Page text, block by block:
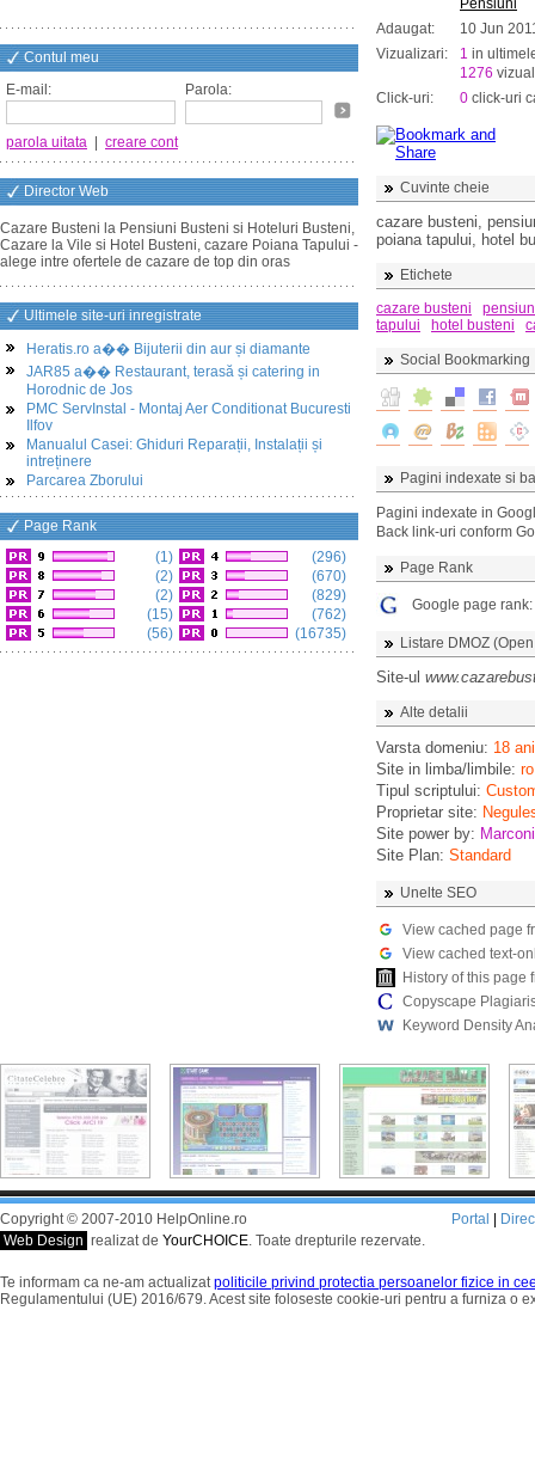
Contul meu
E-mail:
Parola:
parola uitata creare cont
Director Web
Cazare Busteni la Pensiuni Busteni si Hoteluri Busteni,
Cazare la Vile si Hotel Busteni, cazare Poiana Tapului -
alege intre ofertele de cazare de top din oras
Ultimele site-uri inregistrate
Heratis.ro a�� Bijuterii din aur și diamante
JAR85 a�� Restaurant, terasă și catering in
Horodnic de Jos
PMC ServInstal - Montaj Aer Conditionat Bucuresti
Ilfov
Manualul Casei: Ghiduri Reparații, Instalații și
intreținere
Parcarea Zborului
Page Rank
(1)
(2)
(2)
(15)
(56)
(296)
(670)
(829)
(762)
(16735)
Pensiuni
Adaugat:
10 Jun
Vizualizari:
1 in
1276
Click-uri:
0 click-uri
Cuvinte cheie
cazare busteni,
poiana tapului, hotel
Etichete
cazare busteni
tapului
hotel busteni
Social Bookmarking
Pagini indexate si
Pagini indexate in
Back link-uri conform
Page Rank
Google page rank:
Listare DMOZ
Site-ul
Alte detalii
Varsta domeniu: 18 ani
Site in limba/limbile: ro
Tipul scriptului:
Proprietar site:
Site power by:
Site Plan: Standard
Unelte SEO
View cached page
View cached text-
History of this page
Copyscape
Keyword Density
Copyright © 2007-2010 HelpOnline.ro
Web Design realizat de YourCHOICE. Toate drepturile rezervate.
Portal
Te informam ca ne-am actualizatpoliticile privind protectia persoanelor fizice in
Regulamentului (UE) 2016/679. Acest site foloseste cookie-uri pentru a furniza o